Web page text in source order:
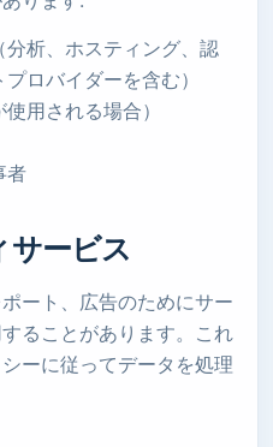
析、ホスティング、認
ロバイダーを含む）
用される場合）
者
サービス
ート、広告のためにサー
ることがあります。これ
ーに従ってデータを処理